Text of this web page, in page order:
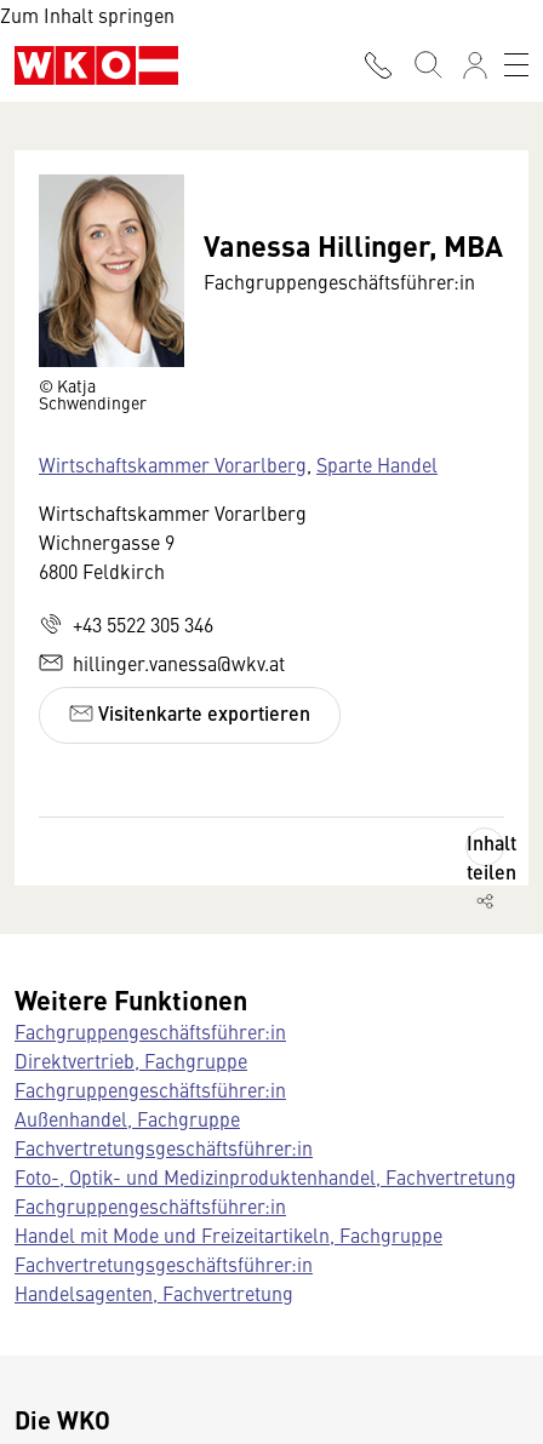
Zum Inhalt springen
© Katja
Schwendinger
Vanessa Hillinger, MBA
Fachgruppengeschäftsführer:in
Wirtschaftskammer Vorarlberg Sparte Handel
Wirtschaftskammer Vorarlberg
Wichnergasse 9
6800 Feldkirch
+43 5522 305 346
hillinger.vanessa@wkv.at
Visitenkarte exportieren
Inhalt
teilen
Weitere Funktionen
Fachgruppengeschäftsführer:in
Direktvertrieb, Fachgruppe
Fachgruppengeschäftsführer:in
Außenhandel, Fachgruppe
Fachvertretungsgeschäftsführer:in
Foto-, Optik- und Medizinproduktenhandel, Fachvertretung
Fachgruppengeschäftsführer:in
Handel mit Mode und Freizeitartikeln, Fachgruppe
Fachvertretungsgeschäftsführer:in
Handelsagenten, Fachvertretung
Die WKO